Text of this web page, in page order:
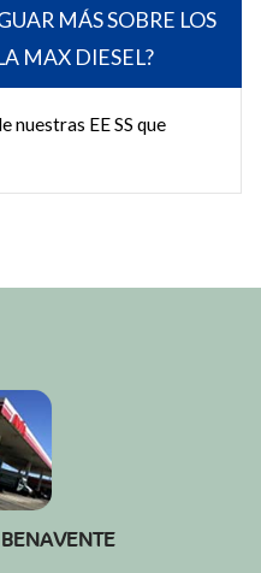
MÁS SOBRE LOS
MAX DIESEL?
nuestras EE SS que